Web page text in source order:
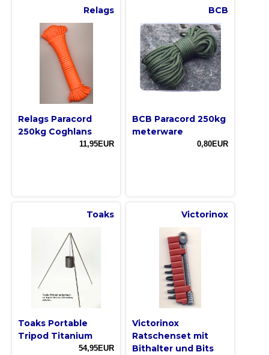
Relags
Relags Paracord
250kg Coghlans
11,95EUR
BCB
BCB Paracord 250kg
meterware
0,80EUR
Toaks
Toaks Portable
Tripod Titanium
54,95EUR
Victorinox
Victorinox
Ratschenset mit
Bithalter und Bits